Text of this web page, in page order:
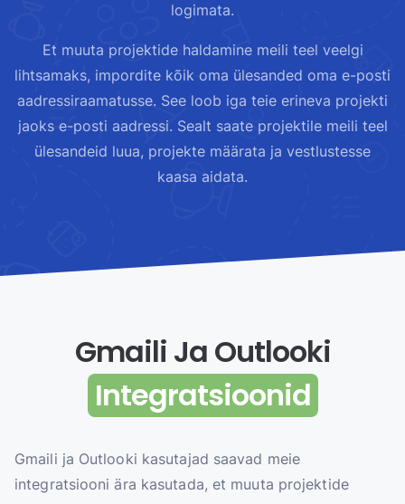
logimata.
Et muuta projektide haldamine meili teel veelgi
lihtsamaks, impordite kõik oma ülesanded oma e-posti
aadressiraamatusse. See loob iga teie erineva projekti
jaoks e-posti aadressi. Sealt saate projektile meili teel
ülesandeid luua, projekte määrata ja vestlustesse
kaasa aidata.
Gmaili Ja Outlooki
Integratsioonid
Gmaili ja Outlooki kasutajad saavad meie
integratsiooni ära kasutada, et muuta projektide